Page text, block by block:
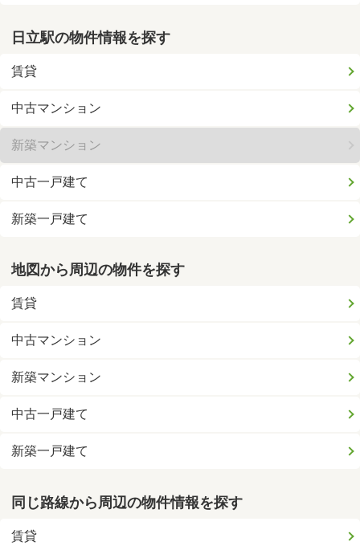
日立駅の物件情報を探す
賃貸
中古マンション
新築マンション
中古一戸建て
新築一戸建て
地図から周辺の物件を探す
賃貸
中古マンション
新築マンション
中古一戸建て
新築一戸建て
同じ路線から周辺の物件情報を探す
賃貸